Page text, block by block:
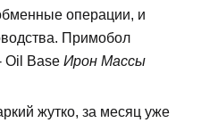
операции, и
Примобол
Oil Base Ирон Массы
жутко, за месяц уже